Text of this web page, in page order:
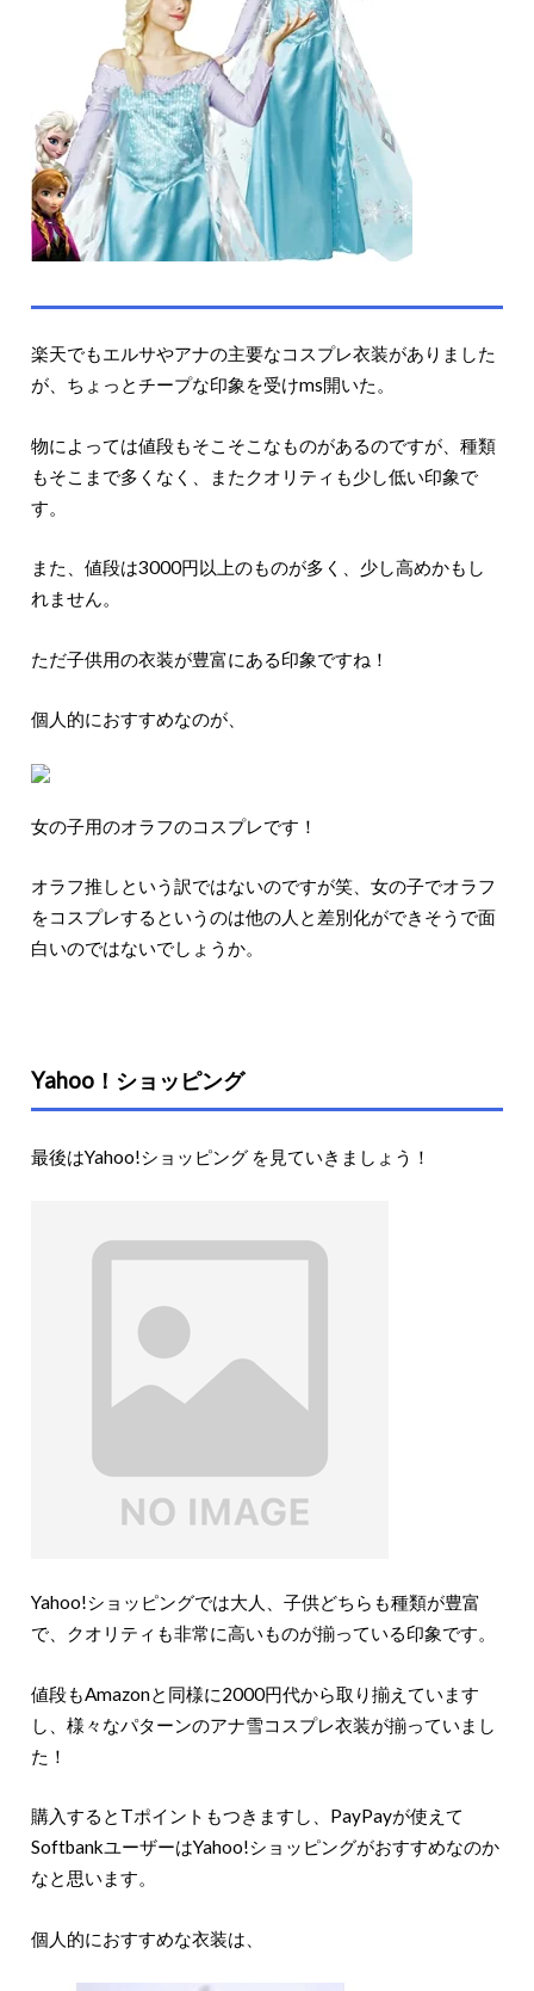
楽天でもエルサやアナの主要なコスプレ衣装がありました
が、ちょっとチープな印象を受けms開いた。
物によっては値段もそこそこなものがあるのですが、種類
もそこまで多くなく、またクオリティも少し低い印象で
す。
また、値段は3000円以上のものが多く、少し高めかもし
れません。
ただ子供用の衣装が豊富にある印象ですね！
個人的におすすめなのが、
女の子用のオラフのコスプレです！
オラフ推しという訳ではないのですが笑、女の子でオラフ
をコスプレするというのは他の人と差別化ができそうで面
白いのではないでしょうか。
Yahoo！ショッピング
最後はYahoo!ショッピング を見ていきましょう！
Yahoo!ショッピングでは大人、子供どちらも種類が豊富
で、クオリティも非常に高いものが揃っている印象です。
値段もAmazonと同様に2000円代から取り揃えています
し、様々なパターンのアナ雪コスプレ衣装が揃っていまし
た！
購入するとTポイントもつきますし、PayPayが使えて
SoftbankユーザーはYahoo!ショッピングがおすすめなのか
なと思います。
個人的におすすめな衣装は、